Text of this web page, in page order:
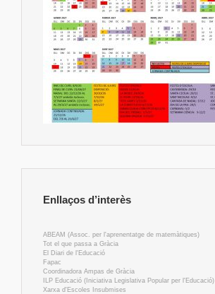
Enllaços d’interès
ABEAM (Assoc. per l'aprenentatge de matemàtiques)
Tot el que passa a Gràcia
El Diari de l'Educació
Fapac
Coordinadora Ampas de Gràcia
ILP Educació (Iniciativa Legislativa Popular per l'Educació)
Xarxa d'Escoles Insubmises